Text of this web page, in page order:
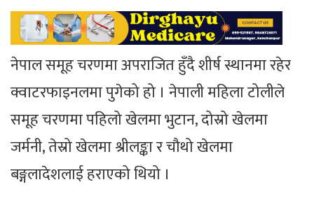
नेपाल समूह चरणमा अपराजित हुँदै शीर्ष स्थानमा रहेर
क्वाटरफाइनलमा पुगेको हो । नेपाली महिला टोलीले
समूह चरणमा पहिलो खेलमा भुटान, दोस्रो खेलमा
जर्मनी, तेस्रो खेलमा श्रीलङ्का र चौथो खेलमा
बङ्गलादेशलाई हराएको थियो ।